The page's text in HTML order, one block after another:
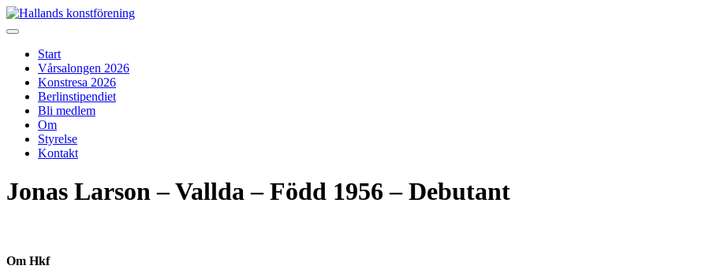
Skip
to
Start
Vårsalongen 2026
Konstresa 2026
Berlinstipendiet
Bli medlem
Om
Styrelse
Kontakt
Jonas Larson – Vallda – Född 1956 – Debutant
Om Hkf